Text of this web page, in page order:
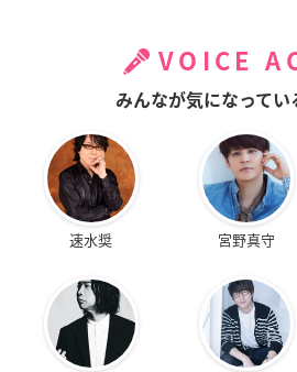
VOICE
みんなが気になってい
速水奨 宮野真守